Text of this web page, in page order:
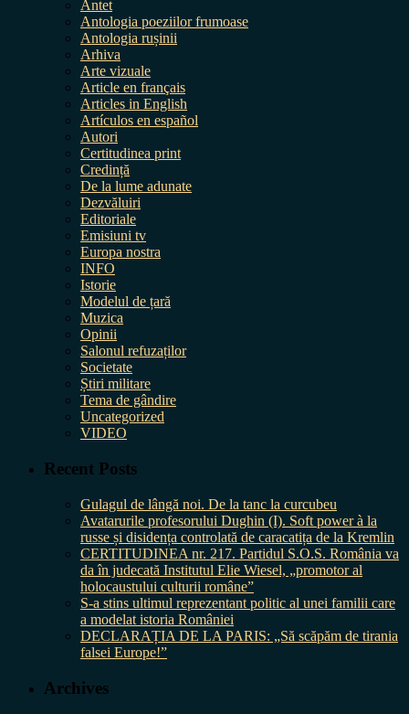
Antet
Antologia poeziilor frumoase
Antologia rușinii
Arhiva
Arte vizuale
Article en français
Articles in English
Artículos en español
Autori
Certitudinea print
Credință
De la lume adunate
Dezvăluiri
Editoriale
Emisiuni tv
Europa nostra
INFO
Istorie
Modelul de țară
Muzica
Opinii
Salonul refuzaților
Societate
Știri militare
Tema de gândire
Uncategorized
VIDEO
Recent Posts
Gulagul de lângă noi. De la tanc la curcubeu
Avatarurile profesorului Dughin (I). Soft power à la
russe și disidența controlată de caracatița de la Kremlin
CERTITUDINEA nr. 217. Partidul S.O.S. România va
da în judecată Institutul Elie Wiesel, „promotor al
holocaustului culturii române”
S-a stins ultimul reprezentant politic al unei familii care
a modelat istoria României
DECLARAȚIA DE LA PARIS: „Să scăpăm de tirania
falsei Europe!”
Archives